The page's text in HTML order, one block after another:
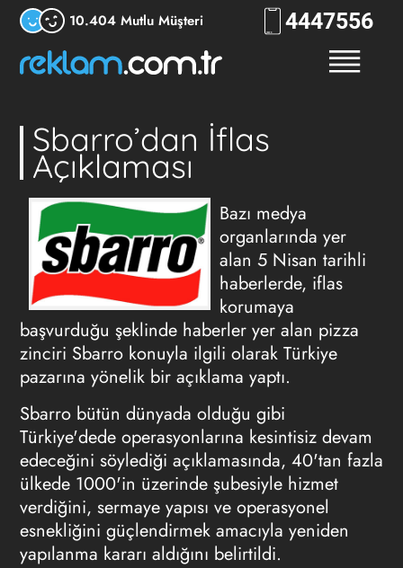
10.404 Mutlu Müşteri 4447556
Sbarro’dan İflas
Açıklaması
Bazı medya
organlarında yer
alan 5 Nisan tarihli
haberlerde, iflas
korumaya
başvurduğu şeklinde haberler yer alan pizza
zinciri Sbarro konuyla ilgili olarak Türkiye
pazarına yönelik bir açıklama yaptı.
Sbarro bütün dünyada olduğu gibi
Türkiye'dede operasyonlarına kesintisiz devam
edeceğini söylediği açıklamasında, 40'tan fazla
ülkede 1000'in üzerinde şubesiyle hizmet
verdiğini, sermaye yapısı ve operasyonel
esnekliğini güçlendirmek amacıyla yeniden
yapılanma kararı aldığını belirtildi.